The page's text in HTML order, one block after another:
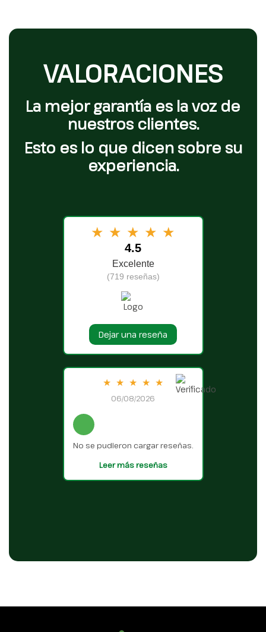
VALORACIONES
La mejor garantía es la voz de
nuestros clientes.
Esto es lo que dicen sobre su
experiencia.
★ ★ ★ ★ ★
4.5
Excelente
(719 reseñas)
Dejar una reseña
★ ★ ★ ★ ★
06/08/2026
No se pudieron cargar reseñas.
Leer más reseñas